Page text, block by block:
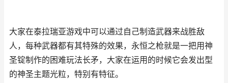
大家在泰拉瑞亚游戏中可以通过自己制造武器来战胜敌
人，每种武器都有其特殊的效果，永恒之枪就是一把用神
圣锭制作的困难玩法长矛，大家在运用的时候它会发出型
的神圣主题光粒，特别有特征。